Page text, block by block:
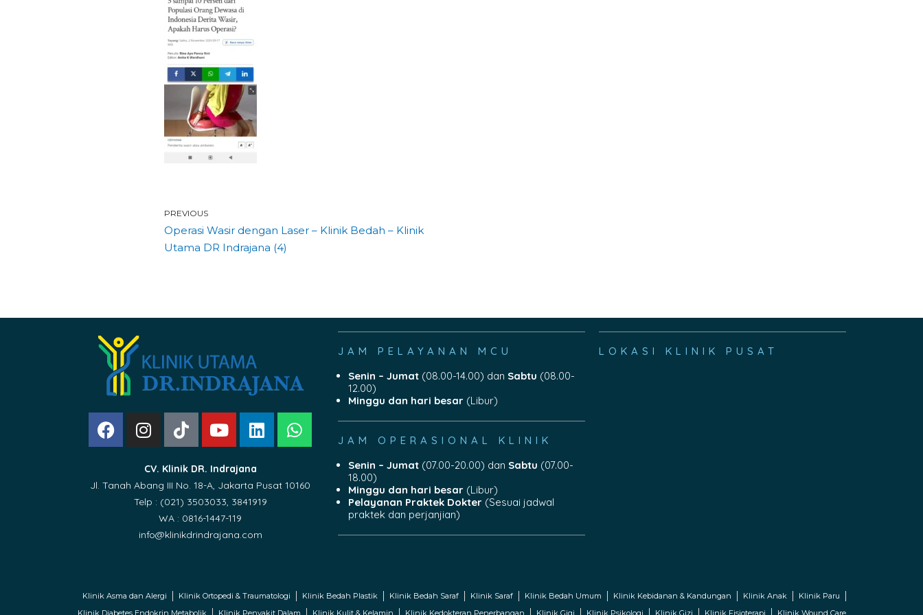
PREVIOUS
Operasi Wasir dengan Laser – Klinik Bedah – Klinik
Utama DR Indrajana (4)
CV. Klinik DR. Indrajana
Jl. Tanah Abang III No. 18-A, Jakarta Pusat 10160
Telp : (021) 3503033, 3841919
WA : 0816-1447-119
info@klinikdrindrajana.com
JAM PELAYANAN MCU
Senin – Jumat(08.00-14.00) dan Sabtu (08.00-
12.00)
Minggu dan hari besar(Libur)
JAM OPERASIONAL KLINIK
Senin – Jumat(07.00-20.00) dan Sabtu (07.00-
18.00)
Minggu dan hari besar(Libur)
Pelayanan Praktek Dokter(Sesuai jadwal
praktek dan perjanjian)
LOKASI KLINIK PUSAT
Klinik Asma dan Alergi Klinik Ortopedi & Traumatologi Klinik Bedah Plastik Klinik Bedah Saraf Klinik Saraf Klinik Bedah Umum Klinik Kebidanan & Kandungan Klinik Anak
Klinik Paru
Klinik Diabetes Endokrin Metabolik
Klinik Penyakit Dalam Klinik Kulit & Kelamin Klinik Kedokteran Penerbangan Klinik Gigi Klinik Psikologi Klinik Gizi Klinik Fisioterapi Klinik Wound Care